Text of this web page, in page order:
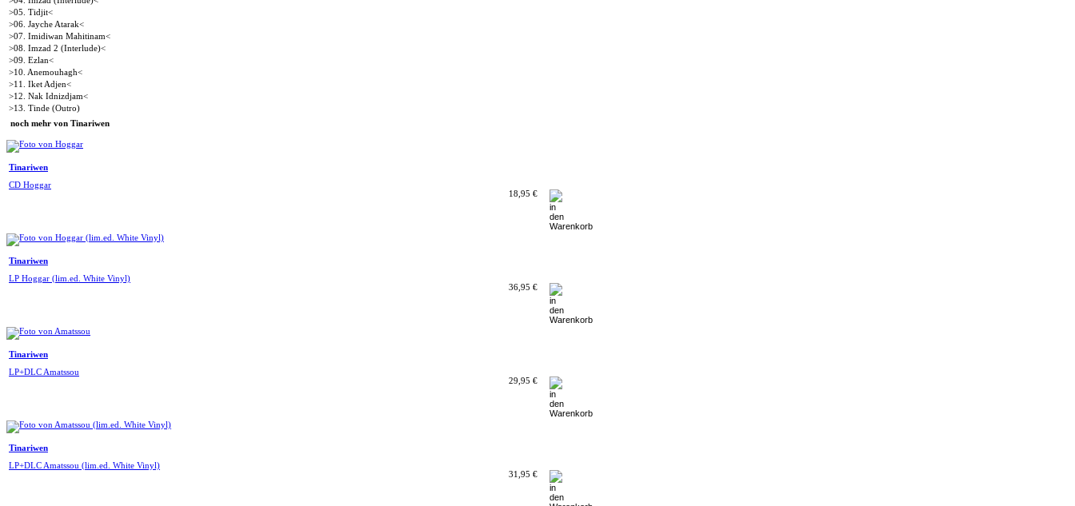
>05. Tidjit<
>06. Jayche Atarak<
>07. Imidiwan Mahitinam<
>08. Imzad 2 (Interlude)<
>09. Ezlan<
>10. Anemouhagh<
>11. Iket Adjen<
>12. Nak Idnizdjam<
>13. Tinde (Outro)
noch mehr von Tinariwen
Tinariwen
CD Hoggar
18,95 €
Tinariwen
LP Hoggar (lim.ed. White Vinyl)
36,95 €
Tinariwen
LP+DLC Amatssou
29,95 €
Tinariwen
LP+DLC Amatssou (lim.ed. White Vinyl)
31,95 €